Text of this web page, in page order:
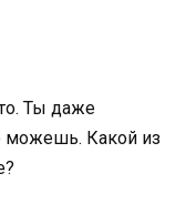
Ты даже
можешь. Какой из